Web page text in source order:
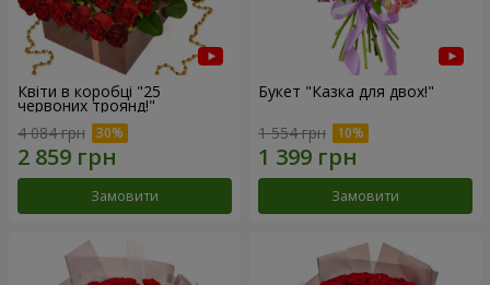
Квіти в коробці "25
червоних троянд!"
4 084 грн
Замовити
Букет "Казка для двох!"
1 554 грн
Замовити